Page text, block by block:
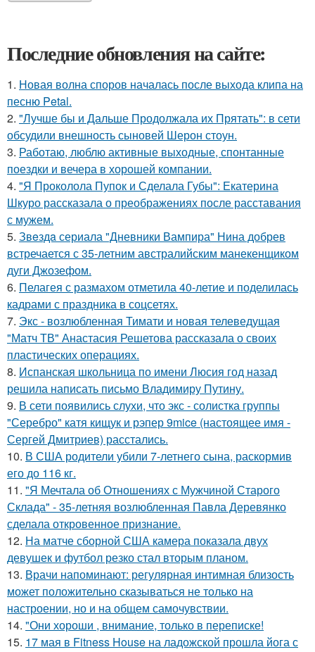
Последние обновления на сайте:
1. Новая волна споров началась после выхода клипа на
песню Petal.
2. "Лучше бы и Дальше Продолжала их Прятать": в сети
обсудили внешность сыновей Шерон стоун.
3. Работаю, люблю активные выходные, спонтанные
поездки и вечера в хорошей компании.
4. "Я Проколола Пупок и Сделала Губы": Екатерина
Шкуро рассказала о преображениях после расставания
с мужем.
5. Звeздa сериала "Дневники Вампира" Нина добрев
встречается с 35-летним австралийским манекенщиком
дуги Джозефом.
6. Пелагея с размахом отметила 40-летие и поделилась
кадрами с праздника в соцсетях.
7. Экс - возлюбленная Тимати и новая телеведущая
"Матч ТВ" Анастасия Решетова рассказала о своих
пластических операциях.
8. Испанская школьница по имени Люсия год назад
решила написать письмо Владимиру Путину.
9. В сети появились слухи, что экс - солистка группы
"Серебро" катя кищук и рэпер 9mice (настоящее имя -
Сергей Дмитриев) расстались.
10. В США родители убили 7-летнего сына, раскормив
его до 116 кг.
11. "Я Мечтала об Отношениях с Мужчиной Старого
Склада" - 35-летняя возлюбленная Павла Деревянко
сделала откровенное признание.
12. На матче сборной США камера показала двух
девушек и футбол резко стал вторым планом.
13. Врачи напоминают: регулярная интимная близость
может положительно сказываться не только на
настроении, но и на общем самочувствии.
14. "Они хороши , внимание, только в переписке!
15. 17 мая в Fitness House на ладожской прошла йога с